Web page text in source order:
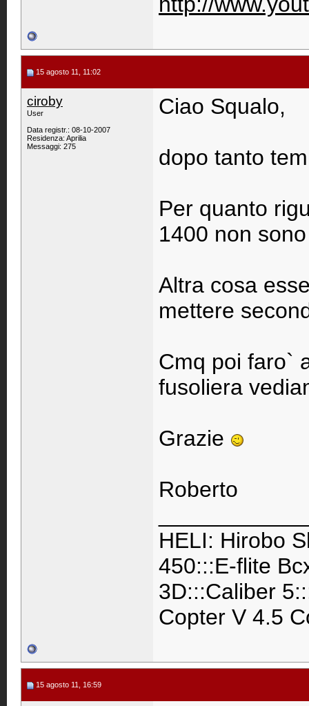
15 agosto 11, 11:02
ciroby
User
Data registr.: 08-10-2007
Residenza: Aprilia
Messaggi: 275
Ciao Squalo,
dopo tanto
Per quanto
1400 non
Altra cosa
mettere
Cmq poi faro`
fusoliera
Grazie
Roberto
HELI: Hirobo
450:::E-flite
3D:::Caliber
Copter V 4.5
15 agosto 11, 16:59